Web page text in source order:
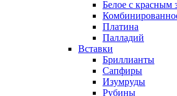
Белое с красным
Платина
Палладий
Вставки
Бриллианты
Сапфиры
Изумруды
Рубины